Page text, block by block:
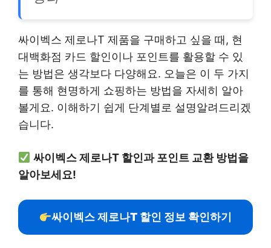
싸이벡스 제로나T 제품을 구매하고 싶을 때, 현
대백화점 카드 할인이나 포인트를 활용할 수 있
는 방법은 생각보다 다양해요. 오늘은 이 두 가지
를 통해 현명하게 쇼핑하는 방법을 자세히 알아
볼게요. 이해하기 쉽게 단계별로 설명알려드리겠
습니다.
싸이벡스 제로나T 할인과 포인트 교환 방법을
알아보세요!
싸이벡스 제로나T 할인 정보 확인하기